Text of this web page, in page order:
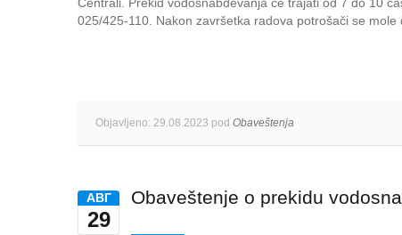
025/425-110. Nakon završetka radova potrošači se
Objavljeno: 29.08.2023 pod Obaveštenja
AВГ
29
Obaveštenje o prekidu